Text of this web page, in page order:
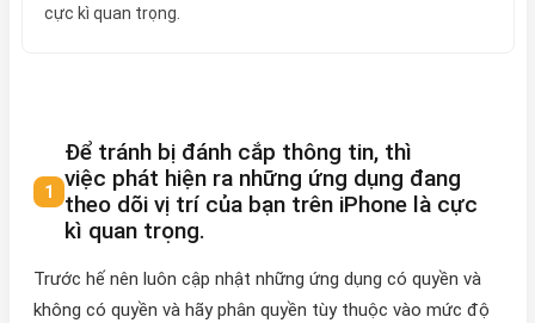
cực kì quan trọng.
Để tránh bị đánh cắp thông tin, thì
việc phát hiện ra những ứng dụng đang
theo dõi vị trí của bạn trên iPhone là cực
kì quan trọng.
Trước hế nên luôn cập nhật những ứng dụng có quyền và
không có quyền và hãy phân quyền tùy thuộc vào mức độ